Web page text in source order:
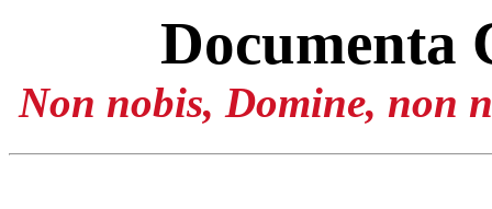
Documenta
Non nobis, Domine, non